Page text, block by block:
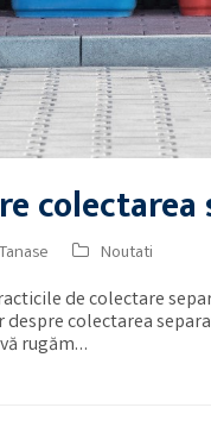
colectarea
Noutati
de colectare
colectarea
rugăm…